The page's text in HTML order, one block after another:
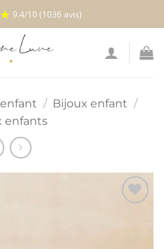
9.4/10(1036 avis)
/ Bijoux enfant /
enfants